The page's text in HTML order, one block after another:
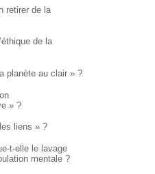
retirer de la
de la
planète au clair » ?
» ?
liens » ?
t-elle le lavage
mentale ?